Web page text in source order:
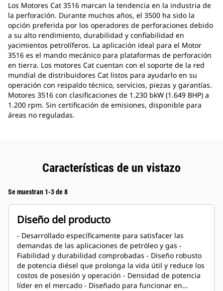
Los Motores Cat 3516 marcan la tendencia en la industria de
la perforación. Durante muchos años, el 3500 ha sido la
opción preferida por los operadores de perforaciones debido
a su alto rendimiento, durabilidad y confiabilidad en
yacimientos petrolíferos. La aplicación ideal para el Motor
3516 es el mando mecánico para plataformas de perforación
en tierra. Los motores Cat cuentan con el soporte de la red
mundial de distribuidores Cat listos para ayudarlo en su
operación con respaldo técnico, servicios, piezas y garantías.
Motores 3516 con clasificaciones de 1.230 bkW (1.649 BHP) a
1.200 rpm. Sin certificación de emisiones, disponible para
áreas no reguladas.
Características de un vistazo
Se muestran 1-3 de 8
Diseño del producto
- Desarrollado específicamente para satisfacer las
demandas de las aplicaciones de petróleo y gas -
Fiabilidad y durabilidad comprobadas - Diseño robusto
de potencia diésel que prolonga la vida útil y reduce los
costos de posesión y operación - Densidad de potencia
líder en el mercado - Diseñado para funcionar en